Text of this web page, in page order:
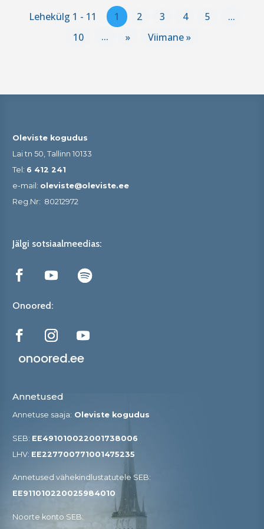
Lehekülg 1 - 11 1 2 3 4 5
...
10
... » Viimane »
Oleviste kogudus
Lai tn 50, Tallinn 10133
Tel: 6 412 241
e-mail: oleviste@oleviste.ee
Reg.Nr: 80212972
Jälgi sotsiaalmeedias:
Onoored:
onoored.ee
Annetused
Annetuse saaja: Oleviste kogudus
SEB: EE491010022001738006
LHV: EE227700771001475235
Annetused vähekindlustatutele SEB​:
EE911010220025984010
Noorte konto SEB: